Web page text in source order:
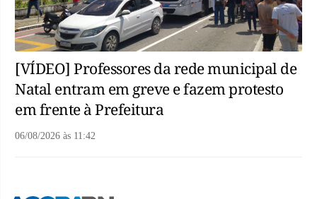
[VÍDEO] Professores da rede municipal de
Natal entram em greve e fazem protesto
em frente à Prefeitura
06/08/2026 às 11:42